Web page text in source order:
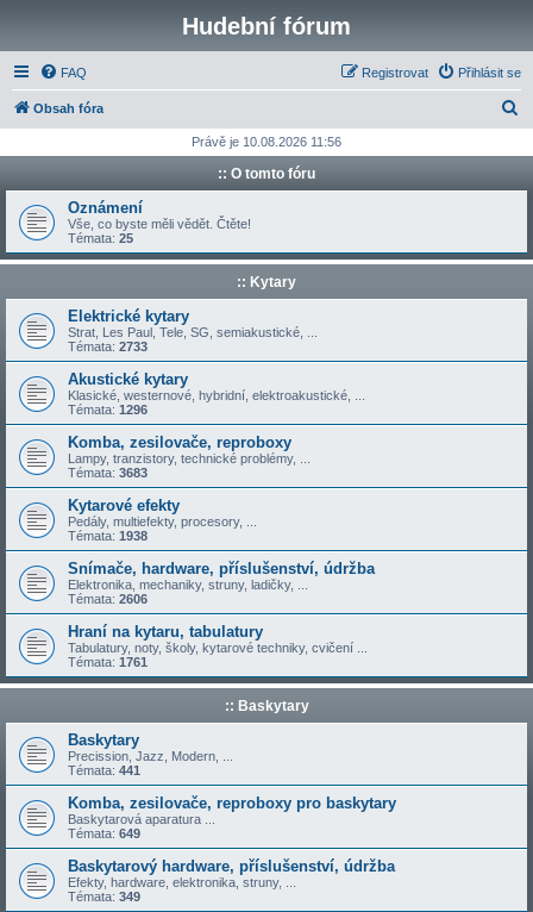
Hudební fórum
FAQ Přihlásit se
Registrovat
Obsah fóra
d
t
Právě je 10.08.2026 11:56
:: O tomto fóru
Oznámení
Vše, co byste měli vědět. Čtěte!
Témata: 25
:: Kytary
Elektrické kytary
Strat, Les Paul, Tele, SG, semiakustické, ...
Témata: 2733
Akustické kytary
Klasické, westernové, hybridní, elektroakustické, ...
Témata: 1296
Komba, zesilovače, reproboxy
Lampy, tranzistory, technické problémy, ...
Témata: 3683
Kytarové efekty
Pedály, multiefekty, procesory, ...
Témata: 1938
Snímače, hardware, příslušenství, údržba
Elektronika, mechaniky, struny, ladičky, ...
Témata: 2606
Hraní na kytaru, tabulatury
Tabulatury, noty, školy, kytarové techniky, cvičení ...
Témata: 1761
:: Baskytary
Baskytary
Precission, Jazz, Modern, ...
Témata: 441
Komba, zesilovače, reproboxy pro baskytary
Baskytarová aparatura ...
Témata: 649
Baskytarový hardware, příslušenství, údržba
Efekty, hardware, elektronika, struny, ...
Témata: 349